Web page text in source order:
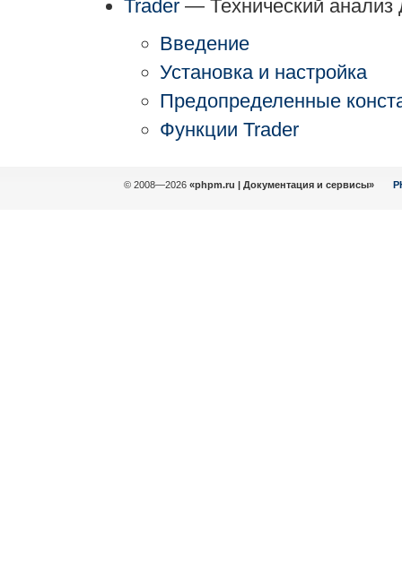
Trader — Технический анализ
Введение
Установка и настройка
Предопределенные
Функции Trader
© 2008—2026 «phpm.ru | Документация и сервисы»